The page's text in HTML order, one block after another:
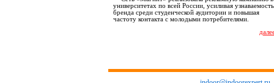
университетах по всей России, усиливая узнаваемость
бренда среди студенческой аудитории и повышая
частоту контакта с молодыми потребителями.